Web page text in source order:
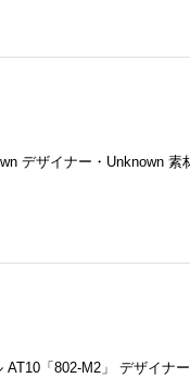
デザイナー・Unknown 素
「802-M2」 デザイナー